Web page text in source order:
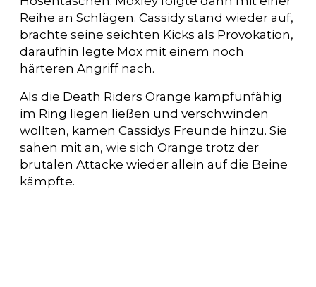
Reihe an Schlägen. Cassidy stand wieder auf,
brachte seine seichten Kicks als Provokation,
daraufhin legte Mox mit einem noch
härteren Angriff nach.
Als die Death Riders Orange kampfunfähig
im Ring liegen ließen und verschwinden
wollten, kamen Cassidys Freunde hinzu. Sie
sahen mit an, wie sich Orange trotz der
brutalen Attacke wieder allein auf die Beine
kämpfte.